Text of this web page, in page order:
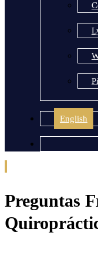
English
Preguntas